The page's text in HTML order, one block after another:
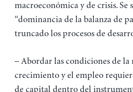
macroeconómica y de crisis. Se
“dominancia de la balanza de
truncado los procesos de
– Abordar las condiciones de
crecimiento y el empleo
de capital dentro del